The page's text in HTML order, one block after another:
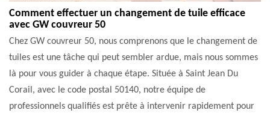
Comment effectuer un changement de tuile efficace
avec GW couvreur 50
Chez GW couvreur 50, nous comprenons que le changement de
tuiles est une tâche qui peut sembler ardue, mais nous sommes
là pour vous guider à chaque étape. Située à Saint Jean Du
Corail, avec le code postal 50140, notre équipe de
professionnels qualifiés est prête à intervenir rapidement pour